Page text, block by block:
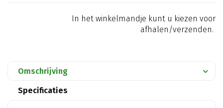
In het winkelmandje kunt u kiezen voor
afhalen/verzenden.
Omschrijving
Specificaties